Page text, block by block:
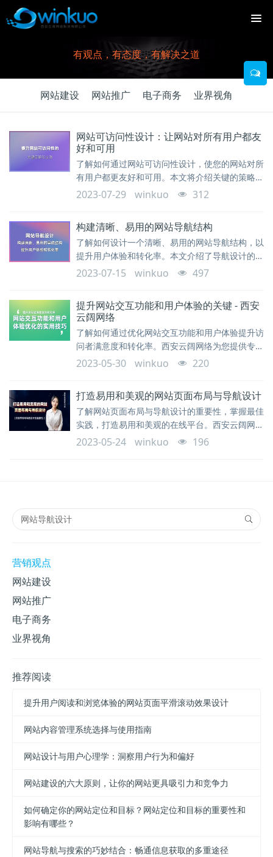
有观点，有态度，有解决之道
网站建设 网站推广 电子商务 业界视角
网站可访问性设计：让网站对所有用户都友
好和可用
了解如何通过网站可访问性设计，使您的网站对所
有用户都更友好和可用。本文将介绍关键的策略和
实践，以提升网站的可访问性，并确保所有用户都
2023-07-29 winkuo 312
构建清晰、易用的网站导航结构
了解如何设计一个清晰、易用的网站导航结构，以
提升用户体验和转化率。本文介绍了导航设计的重
要性、最佳实践和关键要点。
2023-07-15 winkuo 497
提升网站交互功能和用户体验的关键 - 西安
云阔网络
了解如何通过优化网站交互功能和用户体验提升访
问者满意度和转化率。西安云阔网络为您提供专业
的技术支持和解答，帮助您优化网站体验。
2023-05-30 winkuo 220
打造易用和美观的网站页面布局与导航设计
了解网站页面布局与导航设计的重要性，掌握最佳
实践，打造易用和美观的在线平台。西安云阔网络
为您提供专业的设计建议和支持。
2023-05-24 winkuo 196
营销观点
网站建设
网站推广
电子商务
业界视角
推荐阅读
提升用户阅读和浏览体验的网站页面平滑滚动效果设计
网站内容管理系统选择与使用指南
网站设计与用户心理学：洞察用户行为和偏好
网站建设的六大原则，让你的网站更具吸引力和竞争力
如何确定你的网站定位和目标？网站定位和目标的重要性和
影响有哪些？
网站导航与搜索的巧妙结合：畅通信息获取的多重途径